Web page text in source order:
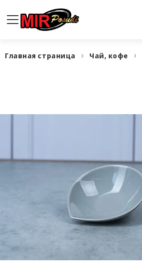
Главная страница Чай, кофе